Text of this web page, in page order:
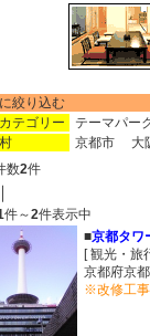
絞り込む
テゴリー
テーマパー
京都市
大
数2件
｜
件～2件表示中
■京都タワ
[ 観光・
京都府京
※改修工事